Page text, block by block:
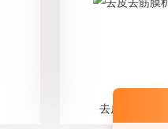
您
去皮去筋膜